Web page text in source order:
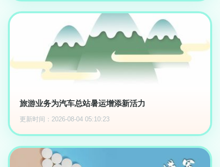
旅游业务为汽车总站暑运增添新活力
更新时间：2026-08-04 05:10:23